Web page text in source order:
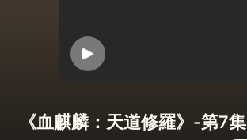
《血麒麟：天道修羅》-第7集